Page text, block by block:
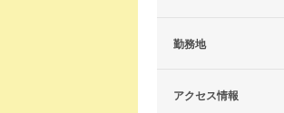
勤務地
アクセス情報